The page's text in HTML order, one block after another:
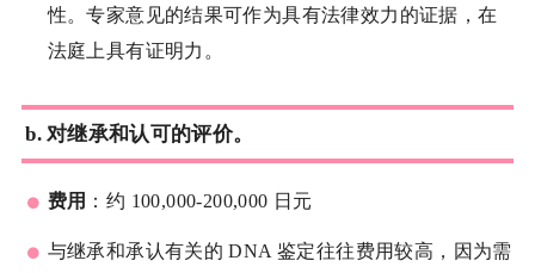
性。专家意见的结果可作为具有法律效力的证据，在
法庭上具有证明力。
b.对继承和认可的评价。
费用 ：约 100,000-200,000 日元
与继承和承认有关的 DNA 鉴定往往费用较高，因为需